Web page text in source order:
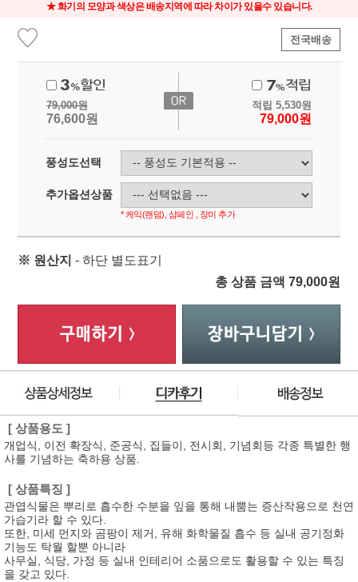
★ 화기의 모양과 색상은 배송지역에 따라 차이가 있을수 있습니다.
전국배송
79,000원
76,600원
적립 5,530원
79,000원
풍성도선택
추가옵션상품
* 케익(랜덤), 샴페인 , 장미 추가
※ 원산지 - 하단 별도표기
총 상품 금액 79,000원
[ 상품용도 ]
개업식, 이전 확장식, 준공식, 집들이, 전시회, 기념회등 각종 특별한 행
사를 기념하는 축하용 상품.
[ 상품특징 ]
관엽식물은 뿌리로 흡수한 수분을 잎을 통해 내뿜는 증산작용으로 천연
가습기라 할 수 있다.
또한, 미세 먼지와 곰팡이 제거, 유해 화학물질 흡수 등 실내 공기정화
기능도 탁월 할뿐 아니라
사무실, 식당, 가정 등 실내 인테리어 소품으로도 활용할 수 있는 특징
을 갖고 있다.